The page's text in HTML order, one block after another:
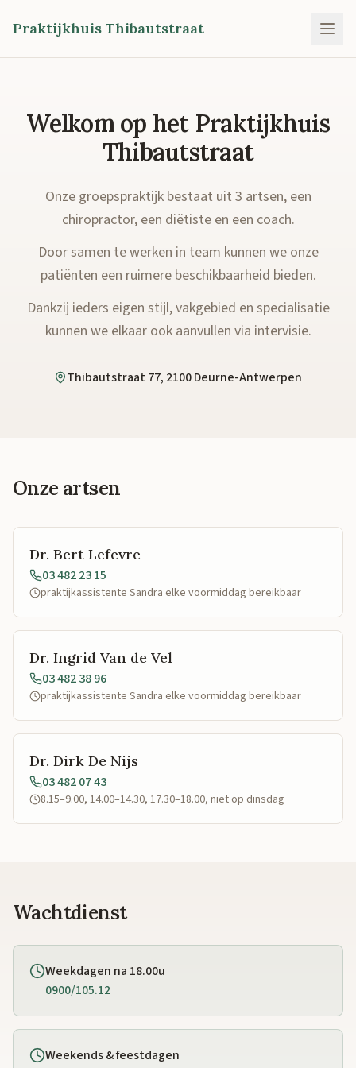
Praktijkhuis Thibautstraat
Welkom op het Praktijkhuis
Thibautstraat
Onze groepspraktijk bestaat uit 3 artsen, een
chiropractor, een diëtiste en een coach.
Door samen te werken in team kunnen we onze
patiënten een ruimere beschikbaarheid bieden.
Dankzij ieders eigen stijl, vakgebied en specialisatie
kunnen we elkaar ook aanvullen via intervisie.
Thibautstraat 77, 2100 Deurne-Antwerpen
Onze artsen
Dr. Bert Lefevre
03 482 23 15
praktijkassistente Sandra elke voormiddag bereikbaar
Dr. Ingrid Van de Vel
03 482 38 96
praktijkassistente Sandra elke voormiddag bereikbaar
Dr. Dirk De Nijs
03 482 07 43
8.15–9.00, 14.00–14.30, 17.30–18.00, niet op dinsdag
Wachtdienst
Weekdagen na 18.00u
0900/105.12
Weekends & feestdagen